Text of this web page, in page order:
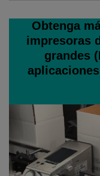
Obtenga
impresoras
grandes